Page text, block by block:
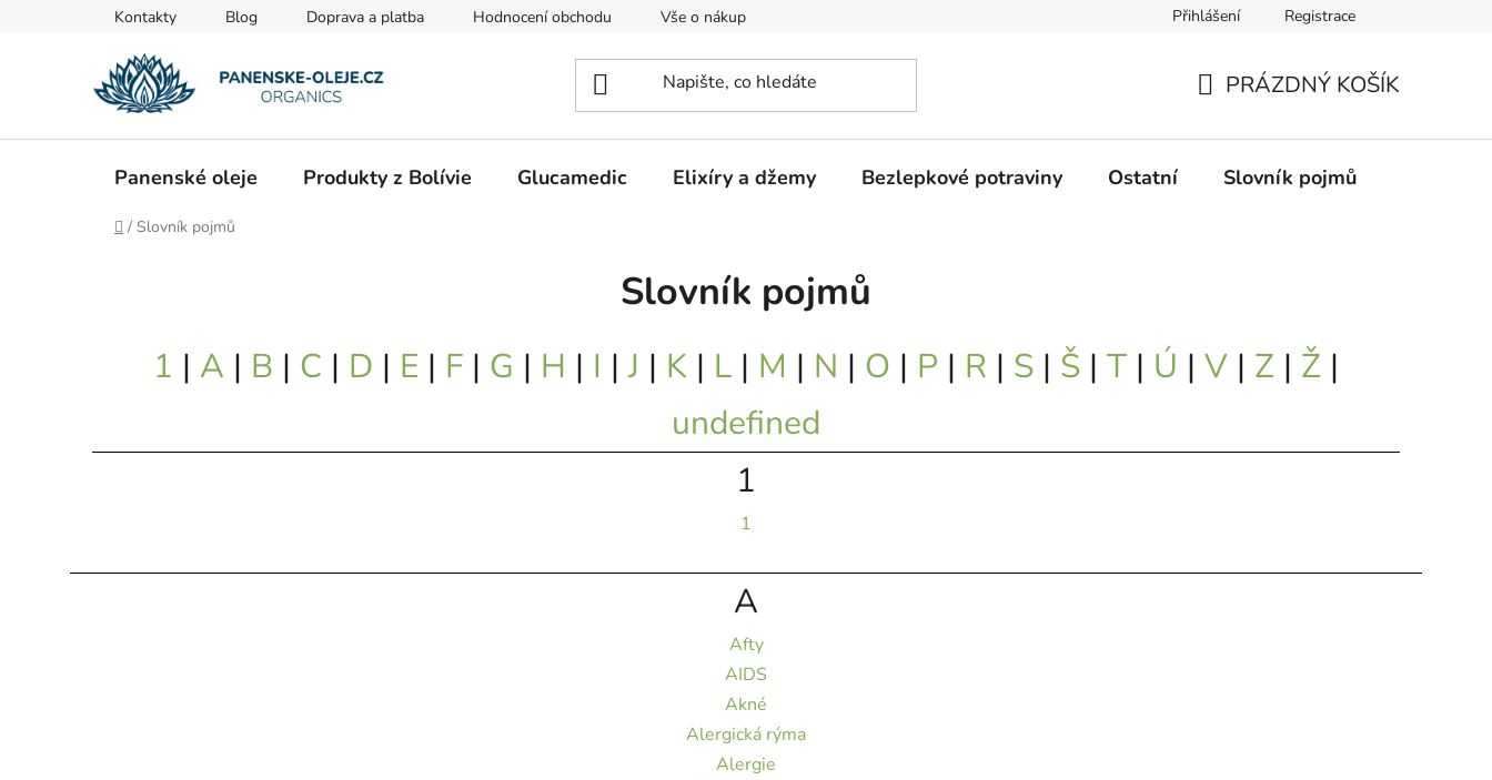
Kontakty Blog Doprava a platba Hodnocení obchodu Vše o nákupu Podmínky ochrany osobních údajů
Přihlášení Registrace
KOŠÍK
PRÁZDNÝ KOŠÍK
Panenské oleje Produkty z Bolívie Glucamedic Elixíry a džemy Bezlepkové potraviny Ostatní Slovník pojmů
Domů
/ Slovník pojmů
Slovník pojmů
1 | A | B | C | D | E | F | G | H | I |J | K | L | M | N | O | P | R | S | Š | T | Ú | V | Z | Ž |
undefined
1
1
A
Afty
AIDS
Akné
Alergická rýma
Alergie